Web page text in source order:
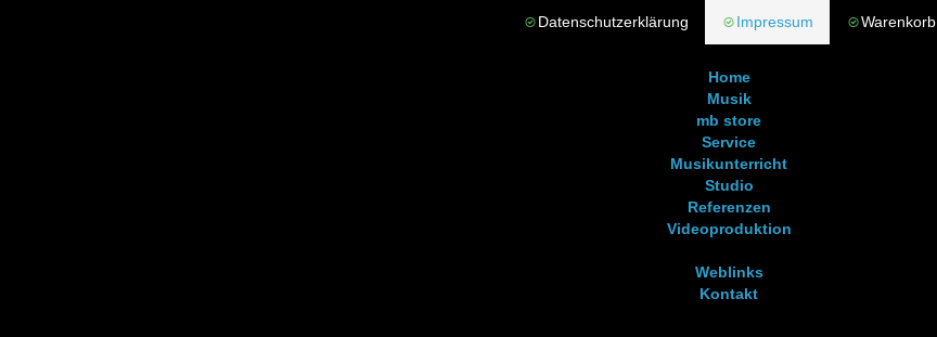
Datenschutzerklärung Impressum Warenkorb
Home
Musik
mb store
Service
Musikunterricht
Studio
Referenzen
Videoproduktion
Weblinks
Kontakt